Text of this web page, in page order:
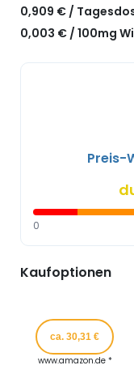
0,909 € /
0,003 € / 100mg
Preis-
0
Kaufoptionen
ca. 30,31 €
www.amazon.de *